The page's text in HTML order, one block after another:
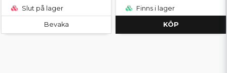
Slut på lager
Bevaka
Finns i lager
KÖP